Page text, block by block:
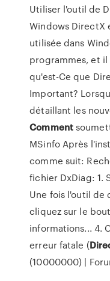
Utiliser l'outil de
Windows DirectX
utilisée dans
programmes, et il
qu'est-Ce que
Important?
détaillant les
Comment
MSinfo Après
comme suit:
fichier DxDiag: 1.
Une fois l'outil de
cliquez sur le
informations... 4.
erreur fatale (
(10000000) |